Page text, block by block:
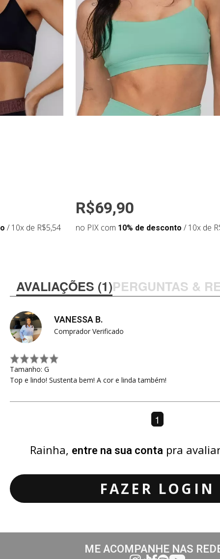
/ 10x de R$5,54
R$69,90
no PIX com 10% de desconto / 10x de
AVALIAÇÕES (1)PERGUNTAS &
VANESSA B.
Comprador Verificado
Tamanho: G
Top e lindo! Sustenta bem! A cor e linda também!
1
Rainha, entre na sua conta pra
FAZER LOGIN
ME ACOMPANHE NAS